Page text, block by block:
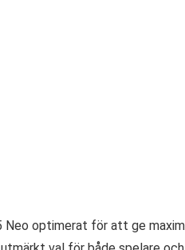
Neo optimerat för att ge